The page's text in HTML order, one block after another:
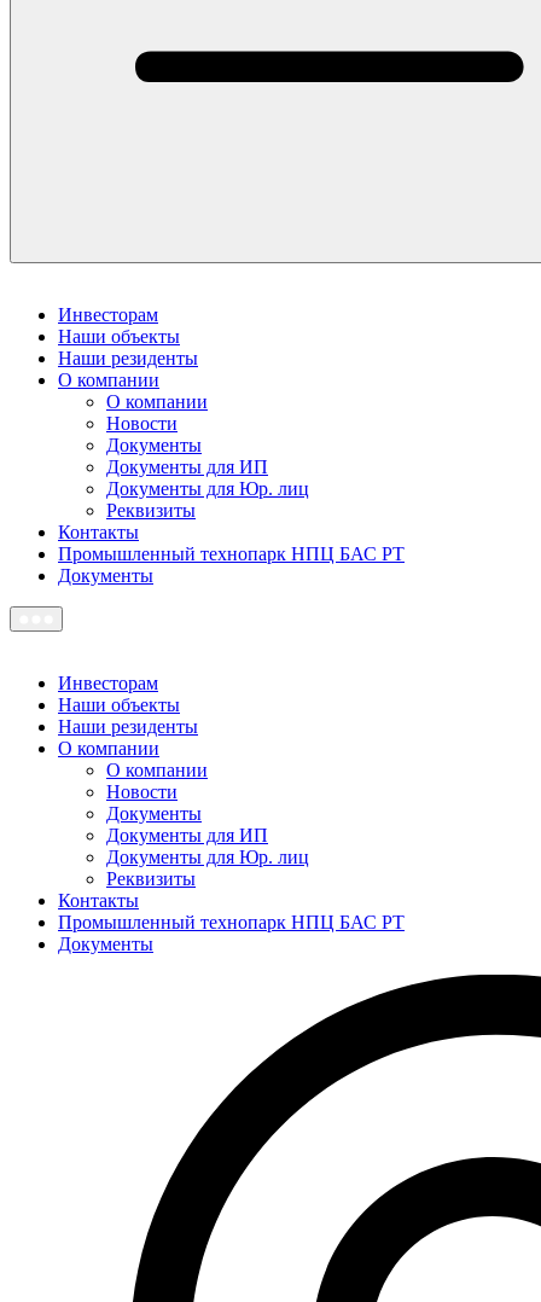
Инвесторам
Наши объекты
Наши резиденты
О компании
О компании
Новости
Документы
Документы для ИП
Документы для Юр. лиц
Реквизиты
Контакты
Промышленный технопарк НПЦ БАС РТ
Документы
Инвесторам
Наши объекты
Наши резиденты
О компании
О компании
Новости
Документы
Документы для ИП
Документы для Юр. лиц
Реквизиты
Контакты
Промышленный технопарк НПЦ БАС РТ
Документы